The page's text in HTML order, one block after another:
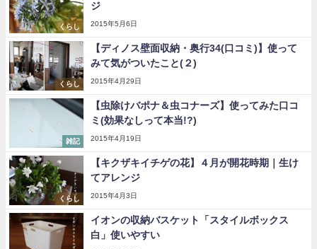
くらし
ジ
2015年5月6日
くらし
【ディノス壁面収納・奥行34(口コミ)】使って
みて気がついたこと(２)
2015年4月29日
雑記
【虫除けバポナ＆虫コナーズ】使ってみた口コ
ミ(効果なしって本当!?)
2015年4月19日
くらし
【キクザキイチゲの花】４月が開花時期｜生け
てアレンジ
2015年4月3日
イオンの収納バスケット「スタイルボックス
白」使いやすい